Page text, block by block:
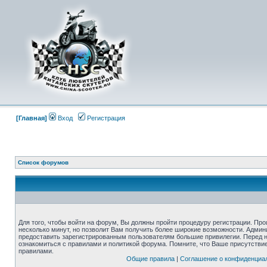
[Главная] Вход Регистрация
Список форумов
Для того, чтобы войти на форум, Вы должны пройти процедуру регистрации.
несколько минут, но позволит Вам получить более широкие возможности.
предоставить зарегистрированным пользователям большие привилегии.
ознакомиться с правилами и политикой форума. Помните, что Ваше
правилами.
Общие правила| Соглашение о